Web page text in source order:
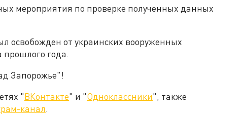
мероприятия по проверке полученных данных
освобожден от украинских вооруженных
года.
Запорожье"!
"ВКонтакте" и "Одноклассники", также
канал.